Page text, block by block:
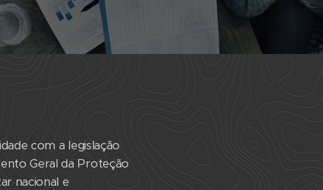
com a legislação
Geral da Proteção
nacional e